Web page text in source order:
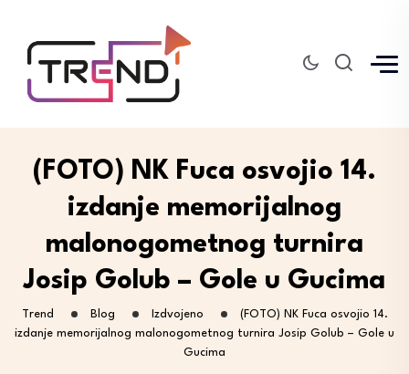
(FOTO) NK Fuca osvojio 14.
izdanje memorijalnog
malonogometnog turnira
Josip Golub – Gole u Gucima
Trend Blog Izdvojeno
(FOTO) NK Fuca osvojio 14.
izdanje memorijalnog malonogometnog turnira Josip Golub – Gole u
Gucima